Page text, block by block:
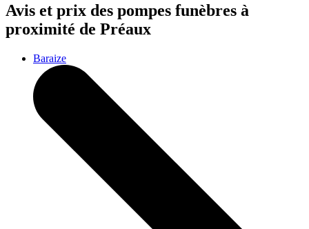
Avis et prix des pompes funèbres à
proximité de Préaux
Baraize